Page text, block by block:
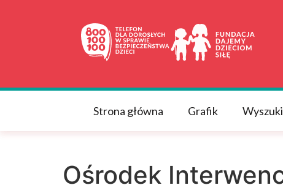
Strona główna Grafik
Ośrodek